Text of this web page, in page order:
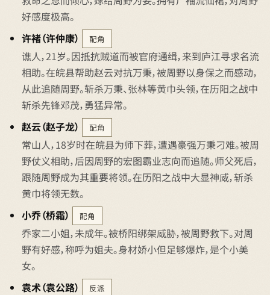
好感度极高。
许褚（许仲康）
配角
谯人，21岁。因抵抗贼道而被官府通缉，来到庐江寻求名流
相助。在皖县帮助赵云对抗万秉，被周野以身保之而感动，
从此追随周野。斩杀万秉、张林等黄巾头领，在历阳之战中
斩杀先锋邓茂，勇猛异常。
赵云（赵子龙）
配角
常山人，18岁时在皖县为师下葬，遭遇豪强万秉刁难。被周
野仗义相助，后因周野的宏图霸业志向而追随。师父死后，
跟随周野成为其重要将领。在历阳之战中大显神威，斩杀
黄巾将领无数。
小乔（桥霜）
配角
乔家二小姐，未成年。被桥阳绑架威胁，被周野救下。对周
野有好感，称呼为姐夫。身材娇小但足够爆炸，是个小美
女。
袁术（袁公路）
反派